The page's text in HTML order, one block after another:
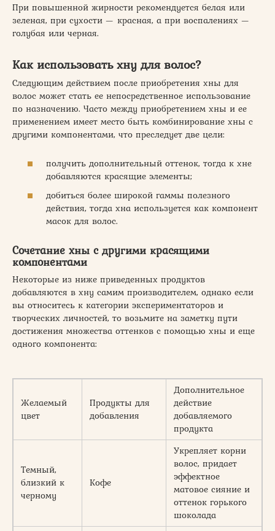
При повышенной жирности рекомендуется белая или
зеленая, при сухости — красная, а при воспалениях —
голубая или черная.
Как использовать хну для волос?
Следующим действием после приобретения хны для
волос может стать ее непосредственное использование
по назначению. Часто между приобретением хны и ее
применением имеет место быть комбинирование хны с
другими компонентами, что преследует две цели:
получить дополнительный оттенок, тогда к хне
добавляются красящие элементы;
добиться более широкой гаммы полезного
действия, тогда хна используется как компонент
масок для волос.
Сочетание хны с другими красящими
компонентами
Некоторые из ниже приведенных продуктов
добавляются в хну самим производителем, однако если
вы относитесь к категории экспериментаторов и
творческих личностей, то возьмите на заметку пути
достижения множества оттенков с помощью хны и еще
одного компонента:
Желаемый
цвет
Продукты для
добавления
Дополнительное
действие
добавляемого
продукта
Темный,
близкий к
черному
Кофе
Укрепляет корни
волос, придает
эффектное
матовое сияние и
оттенок горького
шоколада